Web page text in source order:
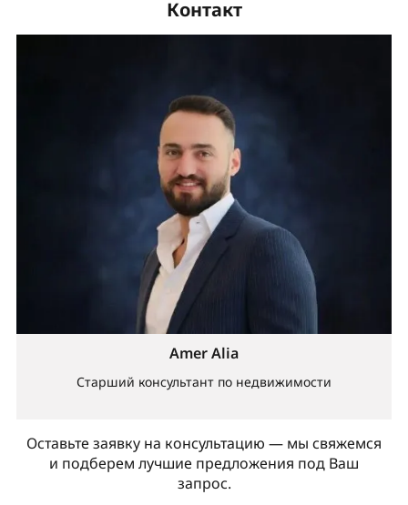
Контакт
Оставьте заявку на консультацию — мы свяжемся
и подберем лучшие предложения под Ваш
запрос.
Amer Alia
Старший консультант по недвижимости